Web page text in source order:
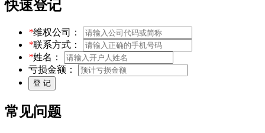
快速登记
*维权公司：
*联系方式：
*姓名：
亏损金额：
常见问题